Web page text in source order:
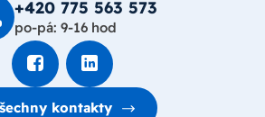
+420 775 563 573
po-pá: 9-16 hod
kontakty